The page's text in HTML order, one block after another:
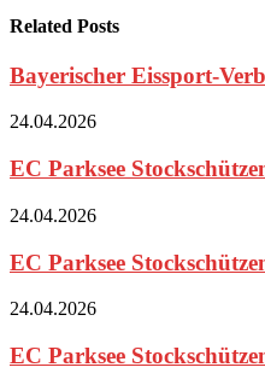
Related Posts
Bayerischer Eissport-
24.04.2026
EC Parksee
24.04.2026
EC Parksee
24.04.2026
EC Parksee